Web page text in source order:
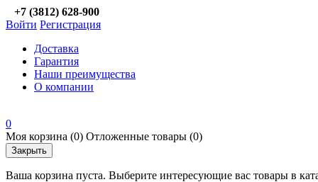
+7 (3812) 628-900
Войти Регистрация
Доставка
Гарантия
Наши преимущества
О компании
0
Моя корзина (0) Отложенные товары (0)
Закрыть
Ваша корзина пуста. Выберите интересующие вас товары в